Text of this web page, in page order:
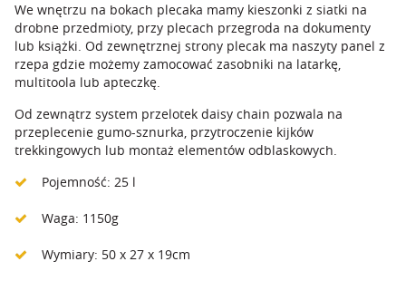
We wnętrzu na bokach plecaka mamy kieszonki z siatki na
drobne przedmioty, przy plecach przegroda na dokumenty
lub książki. Od zewnętrznej strony plecak ma naszyty panel z
rzepa gdzie możemy zamocować zasobniki na latarkę,
multitoola lub apteczkę.
Od zewnątrz system przelotek daisy chain pozwala na
przeplecenie gumo-sznurka, przytroczenie kijków
trekkingowych lub montaż elementów odblaskowych.
Pojemność: 25 l
Waga: 1150g
Wymiary: 50 x 27 x 19cm